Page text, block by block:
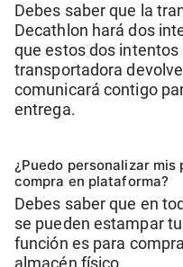
Debes saber que la
Decathlon hará dos
que estos dos
transportadora
comunicará contigo
entrega.
¿Puedo personalizar
compra en plataforma?
Debes saber que en
se pueden estampar
función es para
almacén físico.